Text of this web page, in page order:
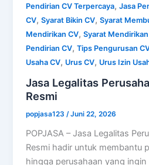
Pendirian CV Terpercaya,Jasa
CV,Syarat Bikin CV,Syarat
Mendirikan CV,Syarat Mendirikan
Pendirian CV,Tips Pengurusan
Usaha CV, Urus CV, Urus Izin
Jasa Legalitas
Resmi
popjasa123 /Juni 22, 2026
POPJASA – Jasa Legalitas
Resmi hadir untuk membantu
hingga perusahaan yang